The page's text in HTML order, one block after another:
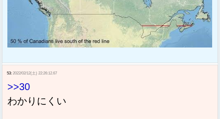
53: 2022/02/12(土) 22:26:12.67
>>30
わかりにくい